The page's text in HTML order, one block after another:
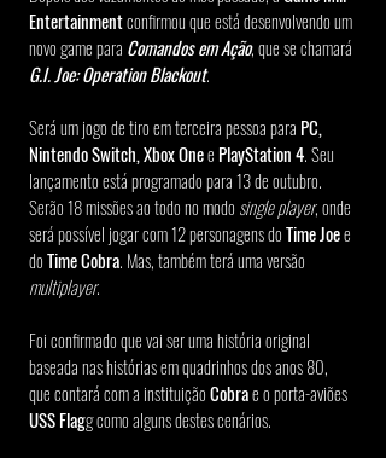
Entertainment confirmou que está desenvolvendo um
novo game para Comandos em Ação, que se chamará
G.I. Joe: Operation Blackout.
Será um jogo de tiro em terceira pessoa para PC,
Nintendo Switch, Xbox One e PlayStation 4. Seu
lançamento está programado para 13 de outubro.
Serão 18 missões ao todo no modo single player, onde
será possível jogar com 12 personagens do Time Joe e
do Time Cobra. Mas, também terá uma versão
multiplayer.
Foi confirmado que vai ser uma história original
baseada nas histórias em quadrinhos dos anos 80,
que contará com a instituição Cobra e o porta-aviões
USS Flagg como alguns destes cenários.